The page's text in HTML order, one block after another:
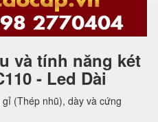
và tính năng két
- Led Dài
(Thép nhũ), dày và cứng